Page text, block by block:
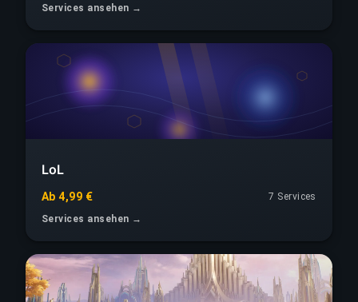
Services ansehen →
LoL
Ab 4,99 €
7 Services
Services ansehen →